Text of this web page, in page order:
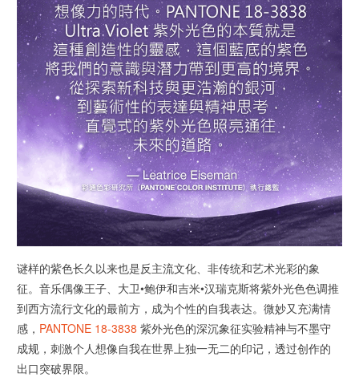
谜样的紫色长久以来也是反主流文化、非传统和艺术光彩的象
征。音乐偶像王子、大卫•鲍伊和吉米•汉瑞克斯将紫外光色色调推
到西方流行文化的最前方，成为个性的自我表达。微妙又充满情
感， PANTONE 18-3838 紫外光色的深沉象征实验精神与不墨守
成规，刺激个人想像自我在世界上独一无二的印记，透过创作的
出口突破界限。